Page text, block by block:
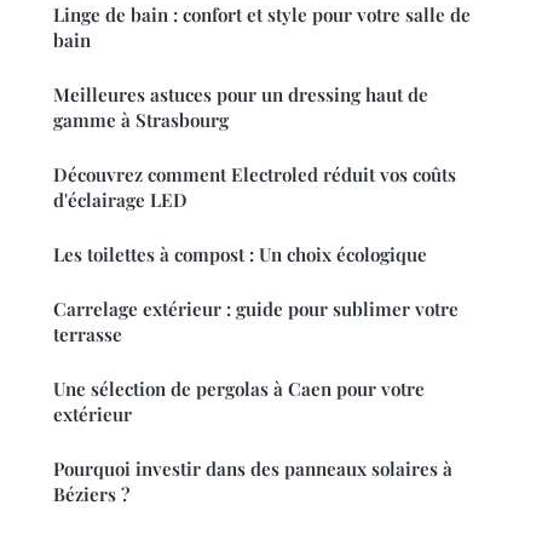
Linge de bain : confort et style pour votre salle de
bain
Meilleures astuces pour un dressing haut de
gamme à Strasbourg
Découvrez comment Electroled réduit vos coûts
d'éclairage LED
Les toilettes à compost : Un choix écologique
Carrelage extérieur : guide pour sublimer votre
terrasse
Une sélection de pergolas à Caen pour votre
extérieur
Pourquoi investir dans des panneaux solaires à
Béziers ?